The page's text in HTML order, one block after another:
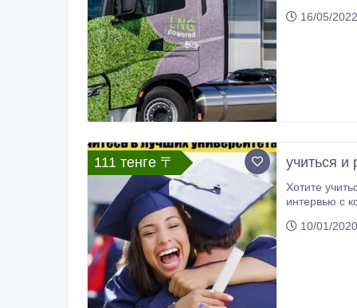
16/05/2022
111 тенге 〒 учиться
Хотите
интервью с
10/01/2020